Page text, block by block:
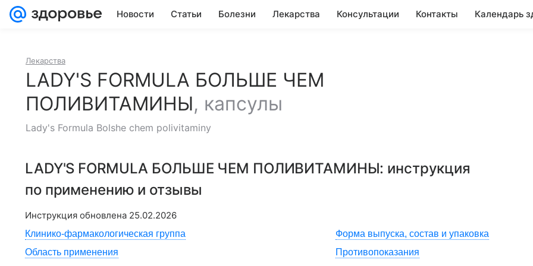
Новости Статьи Болезни Лекарства Консультации Контакты Календарь
Лекарства
LADY'S FORMULA БОЛЬШЕ ЧЕМ
ПОЛИВИТАМИНЫ, капсулы
Lady's Formula Bolshe chem polivitaminy
LADY'S FORMULA БОЛЬШЕ ЧЕМ ПОЛИВИТАМИНЫ: инструкция
по применению и отзывы
Инструкция обновлена 25.02.2026
Клинико-фармакологическая группа
Форма выпуска, состав и упаковка
Область применения
Противопоказания